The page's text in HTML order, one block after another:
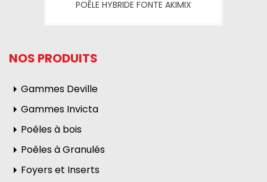
POÊLE HYBRIDE FONTE AKIMIX
NOS PRODUITS
Gammes Deville
Gammes Invicta
Poêles à bois
Poêles à Granulés
Foyers et Inserts